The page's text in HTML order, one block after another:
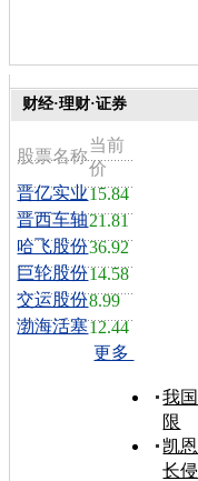
财经·理财·证券
股票名称
当前
价
晋亿实业15.84
晋西车轴21.81
哈飞股份36.92
巨轮股份14.58
交运股份8.99
渤海活塞12.44
更多
我
限
凯
长